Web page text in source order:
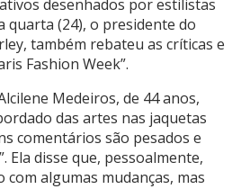
desenhados por estilistas
quarta (24), o presidente do
também rebateu as críticas e
Fashion Week”.
Medeiros, de 44 anos,
das artes nas jaquetas
comentários são pesados e
Ela disse que, pessoalmente,
algumas mudanças, mas